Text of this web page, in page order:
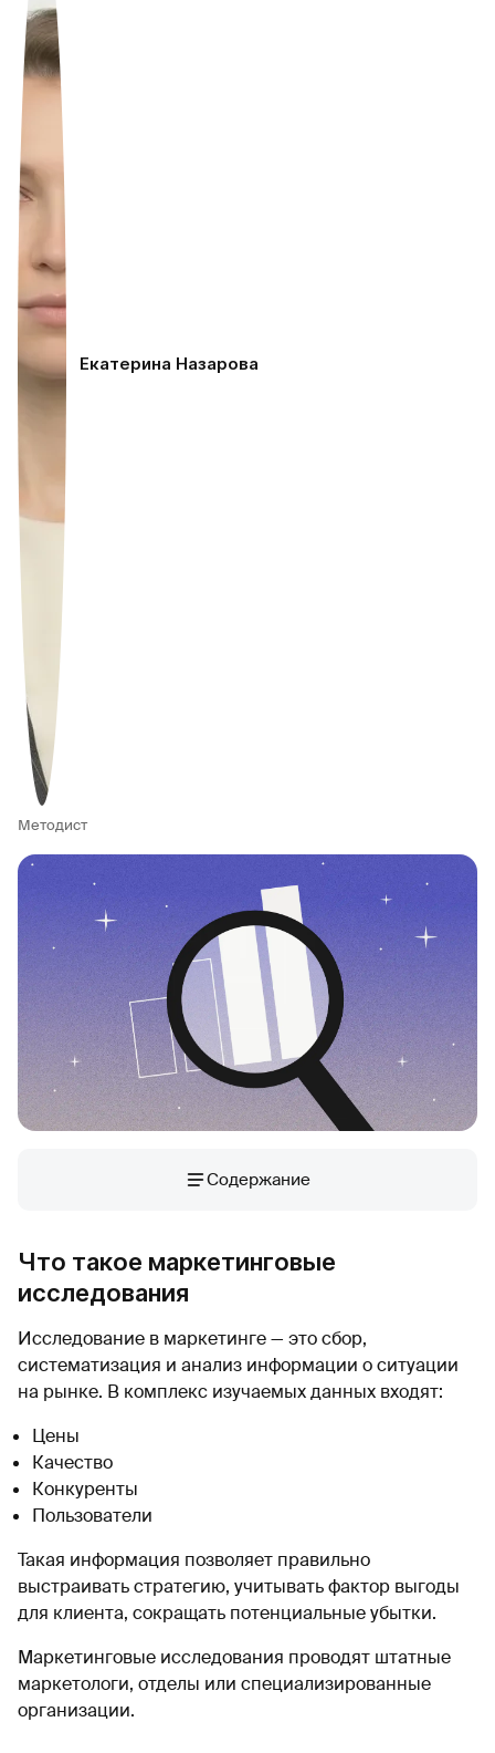
Екатерина Назарова
Методист
Содержание
Что такое маркетинговые
исследования
Исследование в маркетинге — это сбор,
систематизация и анализ информации о ситуации
на рынке. В комплекс изучаемых данных входят:
Цены
Качество
Конкуренты
Пользователи
Такая информация позволяет правильно
выстраивать стратегию, учитывать фактор выгоды
для клиента, сокращать потенциальные убытки.
Маркетинговые исследования проводят штатные
маркетологи, отделы или специализированные
организации.